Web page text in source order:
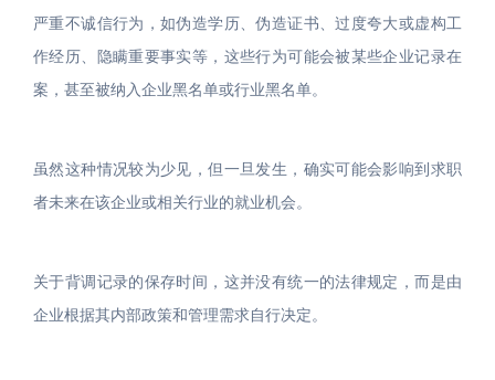
严重不诚信行为，如伪造学历、伪造证书、过度夸大或虚构工
作经历、隐瞒重要事实等，这些行为可能会被某些企业记录在
案，甚至被纳入企业黑名单或行业黑名单。
虽然这种情况较为少见，但一旦发生，确实可能会影响到求职
者未来在该企业或相关行业的就业机会。
关于背调记录的保存时间，这并没有统一的法律规定，而是由
企业根据其内部政策和管理需求自行决定。